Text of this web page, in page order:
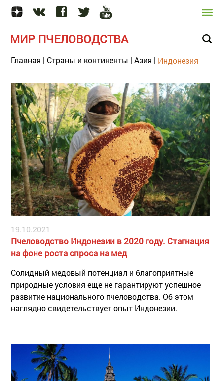
МИР ПЧЕЛОВОДСТВА
Главная | Страны и континенты | Азия | Индонезия
19.10.2021
Пчеловодство Индонезии в 2020 году. Стагнация
на фоне роста спроса на мед
Солидный медовый потенциал и благоприятные
природные условия еще не гарантируют успешное
развитие национального пчеловодства. Об этом
наглядно свидетельствует опыт Индонезии.